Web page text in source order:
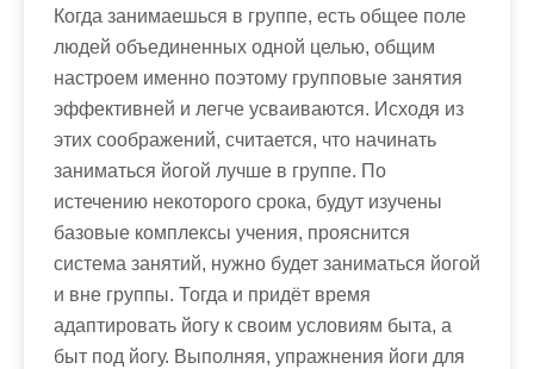
Когда занимаешься в группе, есть общее поле
людей объединенных одной целью, общим
настроем именно поэтому групповые занятия
эффективней и легче усваиваются. Исходя из
этих соображений, считается, что начинать
заниматься йогой лучше в группе. По
истечению некоторого срока, будут изучены
базовые комплексы учения, прояснится
система занятий, нужно будет заниматься йогой
и вне группы. Тогда и придёт время
адаптировать йогу к своим условиям быта, а
быт под йогу. Выполняя, упражнения йоги для